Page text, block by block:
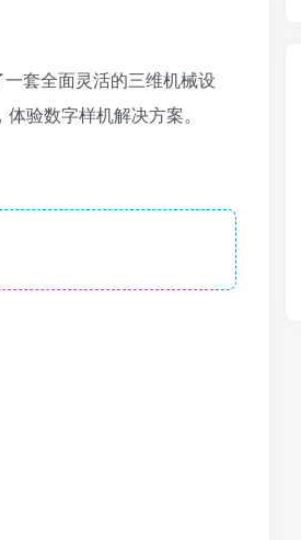
套全面灵活的三维机械设
验数字样机解决方案。